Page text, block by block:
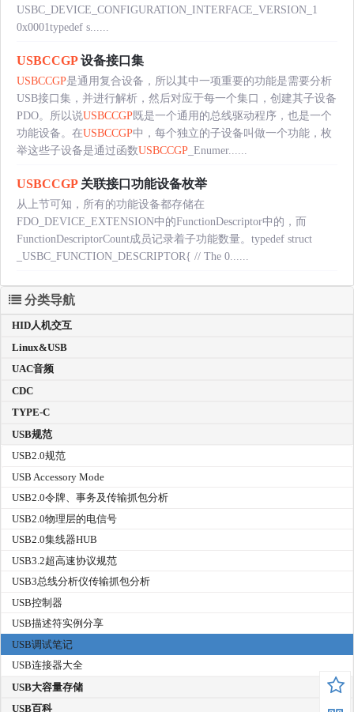
USBC_DEVICE_CONFIGURATION_INTERFACE_VERSION_1
0x0001typedef s......
USBCCGP设备接口集
USBCCGP是通用复合设备，所以其中一项重要的功能是需要分析
USB接口集，并进行解析，然后对应于每一个集口，创建其子设备
PDO。所以说USBCCGP既是一个通用的总线驱动程序，也是一个
功能设备。在USBCCGP中，每个独立的子设备叫做一个功能，枚
举这些子设备是通过函数USBCCGP _Enumer......
USBCCGP关联接口功能设备枚举
从上节可知，所有的功能设备都存储在
FDO_DEVICE_EXTENSION中的FunctionDescriptor中的，而
FunctionDescriptorCount成员记录着子功能数量。typedef struct
_USBC_FUNCTION_DESCRIPTOR{ // The 0......
分类导航
HID人机交互
Linux&USB
UAC音频
CDC
TYPE-C
USB规范
USB2.0规范
USB Accessory Mode
USB2.0令牌、事务及传输抓包分析
USB2.0物理层的电信号
USB2.0集线器HUB
USB3.2超高速协议规范
USB3总线分析仪传输抓包分析
USB控制器
USB描述符实例分享
USB调试笔记
USB连接器大全
USB大容量存储
USB百科